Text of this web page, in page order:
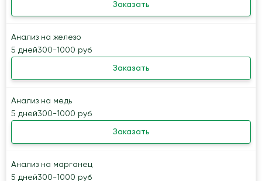
Заказать
Анализ на железо
5 дней300-1000 руб
Заказать
Анализ на медь
5 дней300-1000 руб
Заказать
Анализ на марганец
5 дней300-1000 руб